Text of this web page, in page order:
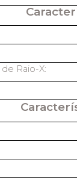
Raio-X: